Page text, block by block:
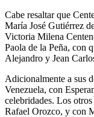
Cabe resaltar que
María José Gutiérrez
Victoria Milena
Paola de la Peña, con
Alejandro y Jean
Adicionalmente a sus
Venezuela, con
celebridades. Los
Rafael Orozco, y con